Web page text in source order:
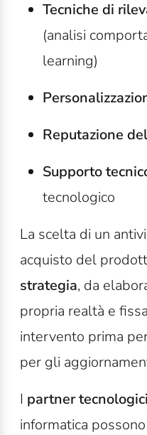
Tecniche di
(analisi
learning)
Reputazione
Supporto
tecnologico
La scelta di un
acquisto del
strategia, da
propria realtà e
intervento prima
per gli
I partner tecnologici
informatica